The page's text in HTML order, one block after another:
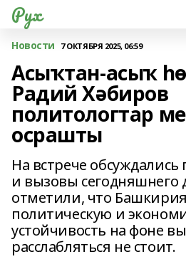
Рух
Новости 7 ОКТЯБРЯ 2025, 06:59
Асыҡтан-асыҡ
Радий Хәбиров
политологтар
осрашты
На встрече
и вызовы сегодняшнего
отметили, что
политическую и
устойчивость на фоне
расслабляться не стоит.